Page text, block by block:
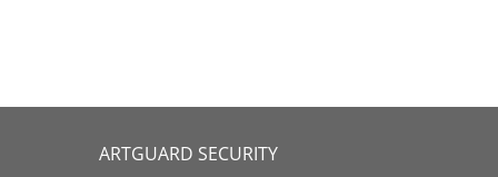
ARTGUARD SECURITY